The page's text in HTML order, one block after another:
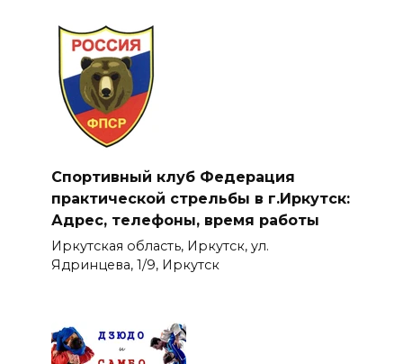
Спортивный клуб Федерация
практической стрельбы в г.Иркутск:
Адрес, телефоны, время работы
Иркутская область, Иркутск, ул.
Ядринцева, 1/9, Иркутск